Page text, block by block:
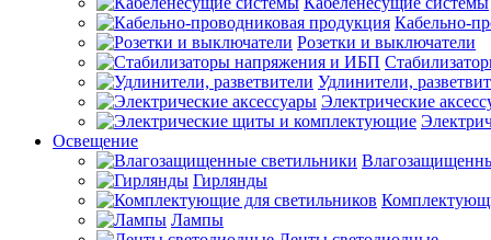
Кабельно-
Розетки и выключатели
Удлинители,
Электрические
Освещение
Гирлянды
Лампы